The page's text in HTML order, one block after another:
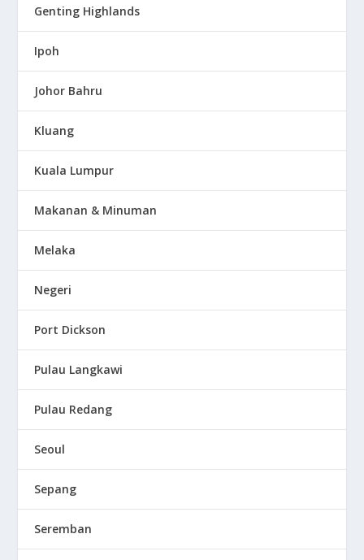
Genting Highlands
Ipoh
Johor Bahru
Kluang
Kuala Lumpur
Makanan & Minuman
Melaka
Negeri
Port Dickson
Pulau Langkawi
Pulau Redang
Seoul
Sepang
Seremban